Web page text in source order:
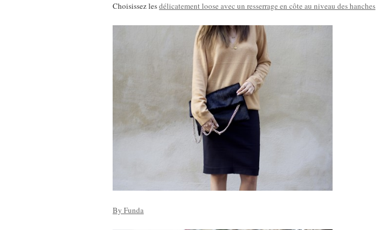
Choisissez lesdélicatement loose avec un resserrage en côte au niveau des hanches
By Funda